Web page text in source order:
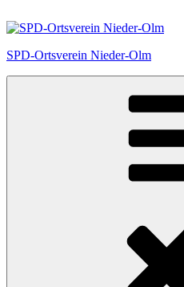
Inhalt
SPD-Ortsverein Nieder-Olm